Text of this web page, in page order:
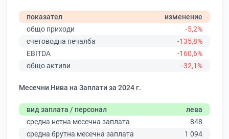
показател
изменение
общо приходи
-5,2%
счетоводна печалба
-135,8%
EBITDA
-160,6%
общо активи
-32,1%
Месечни Нива на Заплати за 2024 г.
вид заплата / персонал
лева
средна нетна месечна заплата
848
средна брутна месечна заплата
1 094